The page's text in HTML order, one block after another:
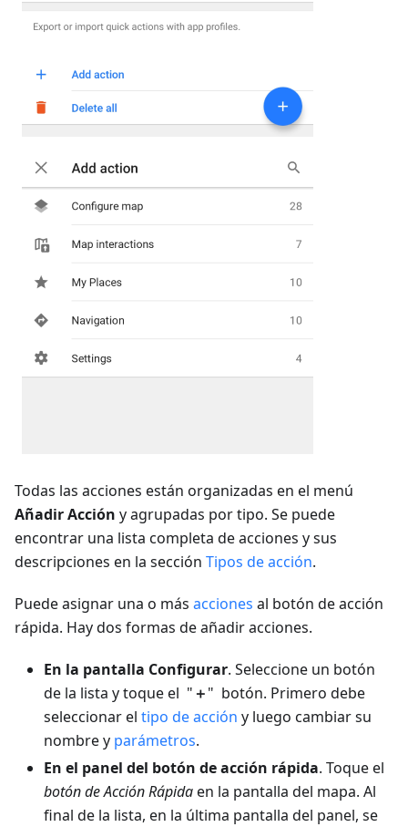
Todas las acciones están organizadas en el menú
Añadir Acción y agrupadas por tipo. Se puede
encontrar una lista completa de acciones y sus
descripciones en la sección Tipos de acción.
Puede asignar una o más acciones al botón de acción
rápida. Hay dos formas de añadir acciones.
En la pantalla Configurar. Seleccione un botón
de la lista y toque el " ＋" botón. Primero debe
seleccionar el tipo de acción y luego cambiar su
nombre y parámetros.
En el panel del botón de acción rápida. Toque el
botón de Acción Rápidaen la pantalla del mapa. Al
final de la lista, en la última pantalla del panel, se